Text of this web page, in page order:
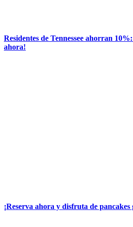
Residentes de Tennessee ahorran
ahora!
¡Reserva ahora y disfruta de pancakes